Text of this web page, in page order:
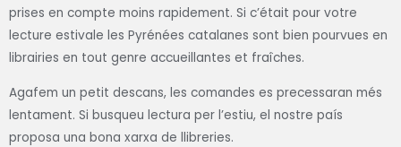
prises en compte moins rapidement. Si c’était pour votre
lecture estivale les Pyrénées catalanes sont bien pourvues en
librairies en tout genre accueillantes et fraîches.
Agafem un petit descans, les comandes es precessaran més
lentament. Si busqueu lectura per l’estiu, el nostre país
proposa una bona xarxa de llibreries.